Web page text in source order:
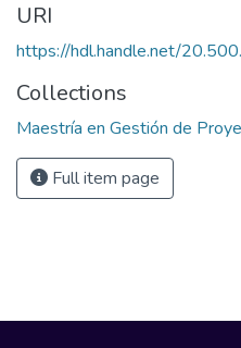
URI
https://hdl.handle.net/
Collections
Maestría en Gestión de
Full item page